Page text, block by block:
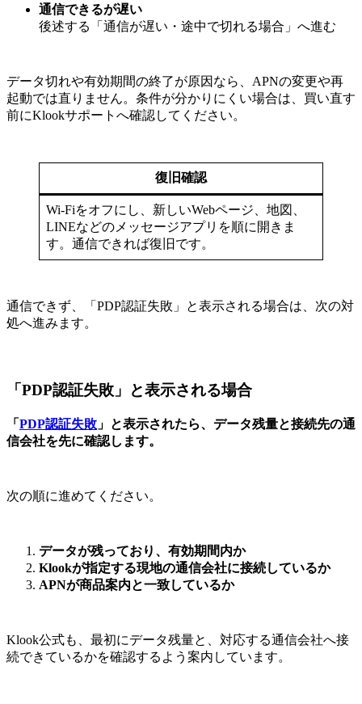
通信できるが遅い
後述する「通信が遅い・途中で切れる場合」へ進む
データ切れや有効期間の終了が原因なら、APNの変更や再
起動では直りません。条件が分かりにくい場合は、買い直す
前にKlookサポートへ確認してください。
復旧確認
Wi-Fiをオフにし、新しいWebページ、地図、
LINEなどのメッセージアプリを順に開きま
す。通信できれば復旧です。
通信できず、「PDP認証失敗」と表示される場合は、次の対
処へ進みます。
「PDP認証失敗」と表示される場合
「 PDP認証失敗 」と表示されたら、データ残量と接続先の通
信会社を先に確認します。
次の順に進めてください。
データが残っており、有効期間内か
Klookが指定する現地の通信会社に接続しているか
APNが商品案内と一致しているか
Klook公式も、最初にデータ残量と、対応する通信会社へ接
続できているかを確認するよう案内しています。